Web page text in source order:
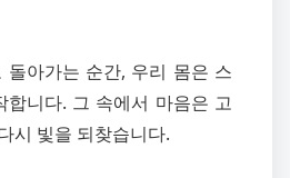
돌아가는 순간, 우리 몸은 스
합니다. 그 속에서 마음은 고
시 빛을 되찾습니다.